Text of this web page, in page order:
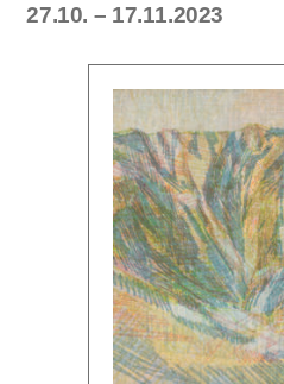
27.10. – 17.11.2023